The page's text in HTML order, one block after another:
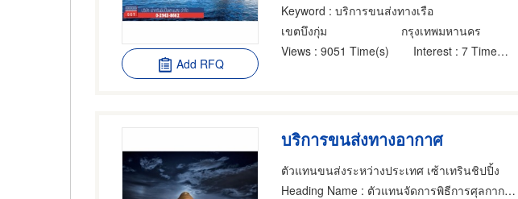
Add RFQ
Keyword : บริการขนส่งทางเรือ
เขตบึงกุ่ม
กรุงเทพมหานคร
Views : 9051 Time(s) Interest : 7 Time(s)
บริการขนส่งทางอากาศ
ตัวแทนขนส่งระหว่างประเทศ เซ้าเทรินชิปปิ้ง
Heading Name : ตัวแทนจัดการพิธีการศุลกากร,บริการขนส่งสินค้าทางอากาศ,นายหน้าดำเนินการพิธีการศุลกากร